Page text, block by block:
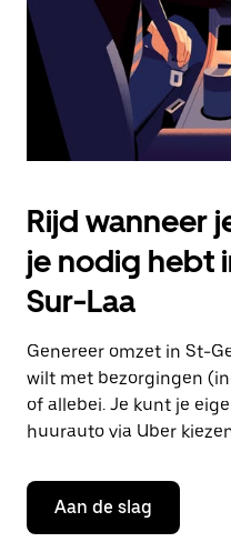
agenda
te
sluiten.
Rijd wanneer
je nodig hebt
Sur-Laa
Genereer omzet in St-
wilt met bezorgingen
of allebei. Je kunt je
huurauto via Uber
Aan de slag